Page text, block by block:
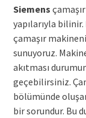
Siemens
yapılarıyla bilinir.
çamaşır
sunuyoruz.
akıtması
geçebilirsiniz.
bölümünde
bir sorundur. Bu